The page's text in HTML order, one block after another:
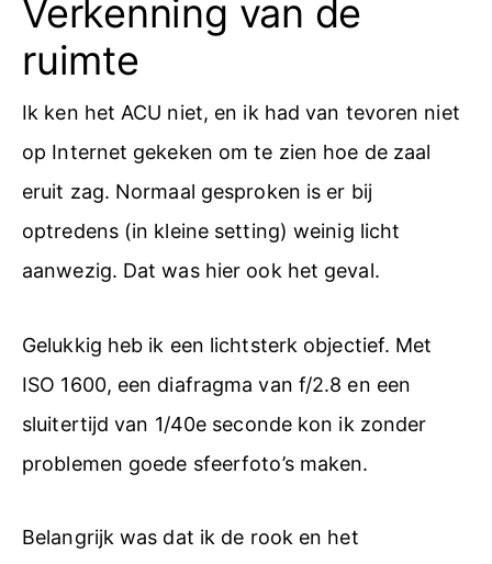
Verkenning van de
ruimte
Ik ken het ACU niet, en ik had van tevoren niet
op Internet gekeken om te zien hoe de zaal
eruit zag. Normaal gesproken is er bij
optredens (in kleine setting) weinig licht
aanwezig. Dat was hier ook het geval.
Gelukkig heb ik een lichtsterk objectief. Met
ISO 1600, een diafragma van f/2.8 en een
sluitertijd van 1/40e seconde kon ik zonder
problemen goede sfeerfoto’s maken.
Belangrijk was dat ik de rook en het